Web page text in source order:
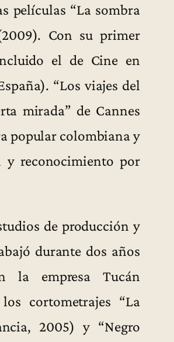
películas “La sombra
Con su primer
el de Cine en
“Los viajes del
mirada” de Cannes
popular colombiana y
y reconocimiento por
de producción y
durante dos años
la empresa Tucán
cortometrajes “La
2005) y “Negro